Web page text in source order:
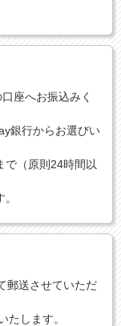
座へお振込みく
銀行からお選びい
（原則24時間以
郵送させていただ
たします。